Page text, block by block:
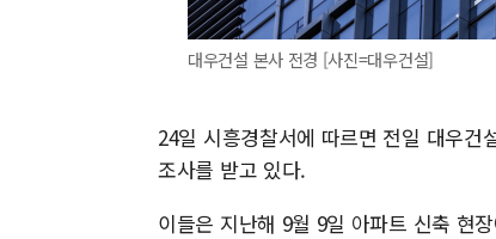
대우건설 본사 전경 [사진=대우건설]
24일 시흥경찰서에 따르면 전일 대우건
조사를 받고 있다.
이들은 지난해 9월 9일 아파트 신축 현